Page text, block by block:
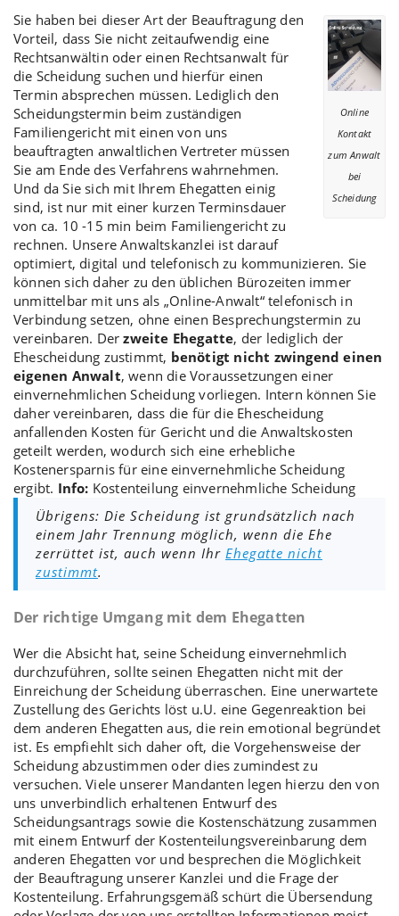
Online
Kontakt
zum Anwalt
bei
Scheidung
Sie haben bei dieser Art der Beauftragung den
Vorteil, dass Sie nicht zeitaufwendig eine
Rechtsanwältin oder einen Rechtsanwalt für
die Scheidung suchen und hierfür einen
Termin absprechen müssen. Lediglich den
Scheidungstermin beim zuständigen
Familiengericht mit einen von uns
beauftragten anwaltlichen Vertreter müssen
Sie am Ende des Verfahrens wahrnehmen.
Und da Sie sich mit Ihrem Ehegatten einig
sind, ist nur mit einer kurzen Terminsdauer
von ca. 10 -15 min beim Familiengericht zu
rechnen. Unsere Anwaltskanzlei ist darauf
optimiert, digital und telefonisch zu kommunizieren. Sie
können sich daher zu den üblichen Bürozeiten immer
unmittelbar mit uns als „Online-Anwalt“ telefonisch in
Verbindung setzen, ohne einen Besprechungstermin zu
vereinbaren. Derzweite Ehegatte, der lediglich der
Ehescheidung zustimmt, benötigt nicht zwingend einen
eigenen Anwalt, wenn die Voraussetzungen einer
einvernehmlichen Scheidung vorliegen. Intern können Sie
daher vereinbaren, dass die für die Ehescheidung
anfallenden Kosten für Gericht und die Anwaltskosten
geteilt werden, wodurch sich eine erhebliche
Kostenersparnis für eine einvernehmliche Scheidung
ergibt. Info: Kostenteilung einvernehmliche Scheidung
Übrigens: Die Scheidung ist grundsätzlich nach
einem Jahr Trennung möglich, wenn die Ehe
zerrüttet ist, auch wenn Ihr Ehegatte nicht
zustimmt.
Der richtige Umgang mit dem Ehegatten
Wer die Absicht hat, seine Scheidung einvernehmlich
durchzuführen, sollte seinen Ehegatten nicht mit der
Einreichung der Scheidung überraschen. Eine unerwartete
Zustellung des Gerichts löst u.U. eine Gegenreaktion bei
dem anderen Ehegatten aus, die rein emotional begründet
ist. Es empfiehlt sich daher oft, die Vorgehensweise der
Scheidungabzustimmen oder dies zumindest zu
versuchen. Viele unserer Mandanten legen hierzu den von
uns unverbindlich erhaltenen Entwurf des
Scheidungsantrags sowie die Kostenschätzung zusammen
mit einem Entwurf der Kostenteilungsvereinbarung dem
anderen Ehegatten vor und besprechen die Möglichkeit
der Beauftragung unserer Kanzlei und die Frage der
Kostenteilung. Erfahrungsgemäß schürt die Übersendung